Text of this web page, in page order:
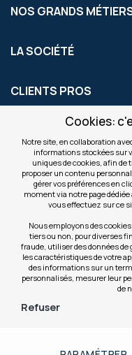
Cookies:
Notre site, en collaboration
informations stockées sur
uniques de cookies, afin de
proposer un contenu
gérer vos préférences en
moment via notre page
vous effectuez sur ce
Nous employons des
tiers ou non, pour diverses
fraude, utiliser des données
les caractéristiques de votre
des informations sur un
personnalisés, mesurer leur
de
Refuser
NOS GRANDS
LA SOCIÉTÉ
CLIENTS PROS
S'INSCRIRE AUX
Inscription
notre
newsletter
NOS SITES
© Copyright OfficeEasy